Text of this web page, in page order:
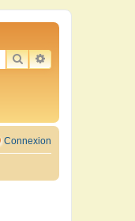
RECHERCHER
RECHERCHE
Connexion